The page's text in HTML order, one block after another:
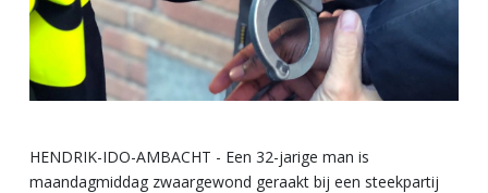
HENDRIK-IDO-AMBACHT - Een 32-jarige man is
maandagmiddag zwaargewond geraakt bij een steekpartij